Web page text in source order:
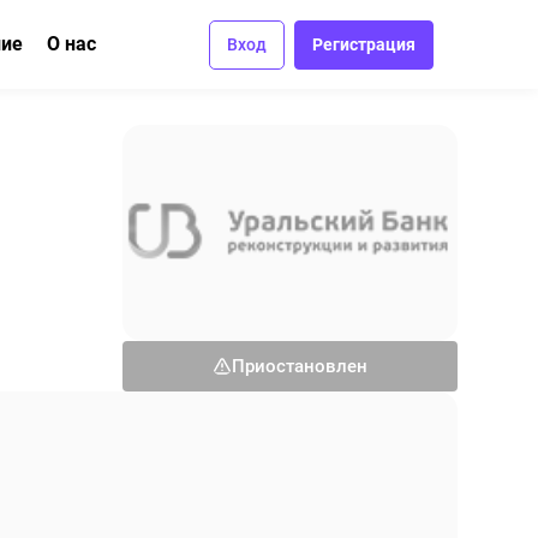
О нас Вход Регистрация
Приостановлен